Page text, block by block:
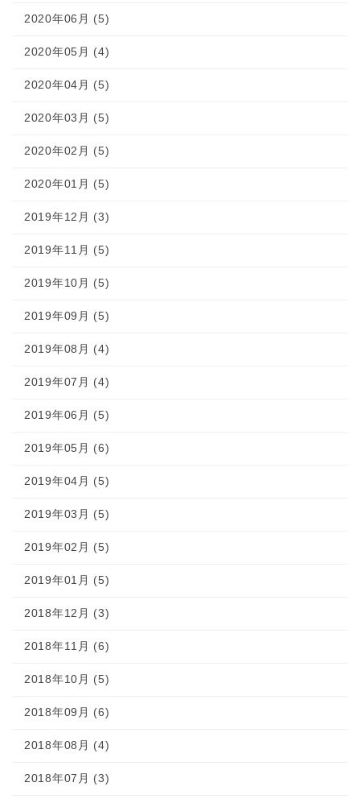
2020年06月 (5)
2020年05月 (4)
2020年04月 (5)
2020年03月 (5)
2020年02月 (5)
2020年01月 (5)
2019年12月 (3)
2019年11月 (5)
2019年10月 (5)
2019年09月 (5)
2019年08月 (4)
2019年07月 (4)
2019年06月 (5)
2019年05月 (6)
2019年04月 (5)
2019年03月 (5)
2019年02月 (5)
2019年01月 (5)
2018年12月 (3)
2018年11月 (6)
2018年10月 (5)
2018年09月 (6)
2018年08月 (4)
2018年07月 (3)